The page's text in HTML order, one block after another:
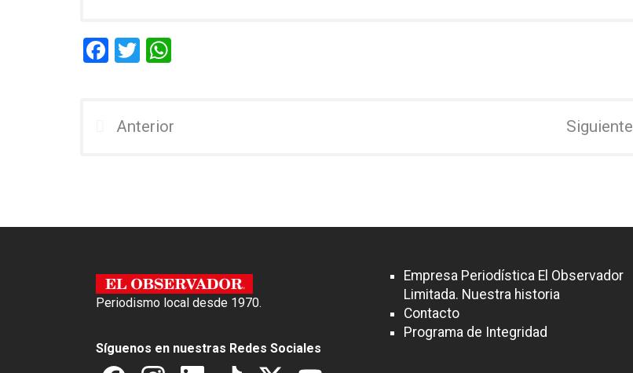
F
b
T
er s
Anterior Siguiente
Periodismo local desde 1970.
Síguenos en nuestras Redes Sociales
Empresa Periodística El Observador
Limitada. Nuestra historia
Contacto
Programa de Integridad